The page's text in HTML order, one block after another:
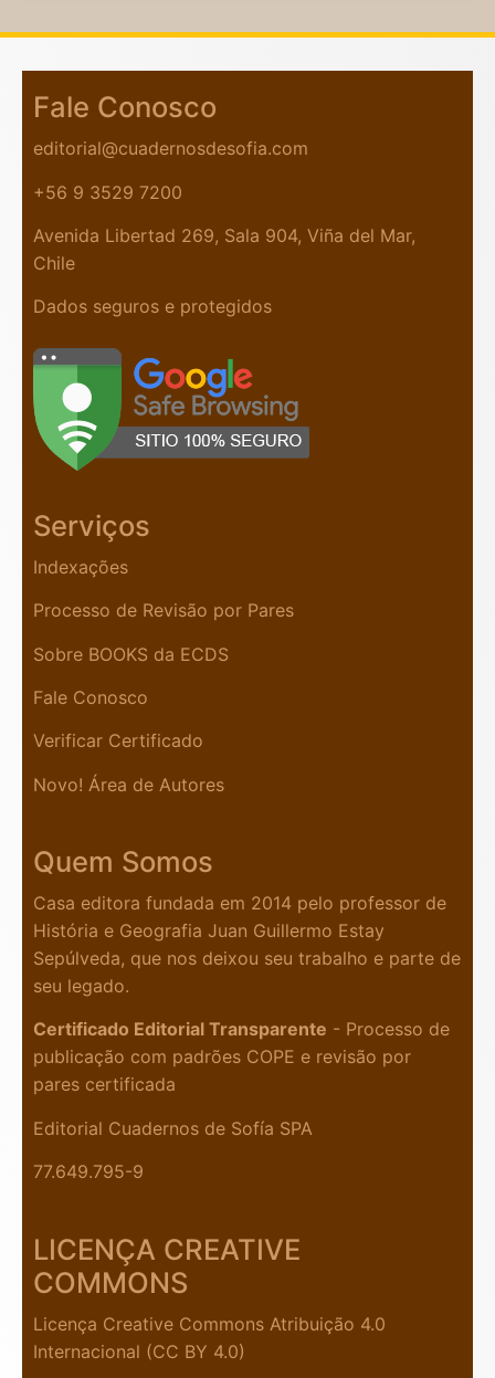
Fale Conosco
editorial@cuadernosdesofia.com
+56 9 3529 7200
Avenida Libertad 269, Sala 904, Viña del Mar,
Chile
Dados seguros e protegidos
Serviços
Indexações
Processo de Revisão por Pares
Sobre BOOKS da ECDS
Fale Conosco
Verificar Certificado
Novo! Área de Autores
Quem Somos
Casa editora fundada em 2014 pelo professor de
História e Geografia Juan Guillermo Estay
Sepúlveda, que nos deixou seu trabalho e parte de
seu legado.
Certificado Editorial Transparente - Processo de
publicação com padrões COPE e revisão por
pares certificada
Editorial Cuadernos de Sofía SPA
77.649.795-9
LICENÇA CREATIVE
COMMONS
Licença Creative Commons Atribuição 4.0
Internacional (CC BY 4.0)